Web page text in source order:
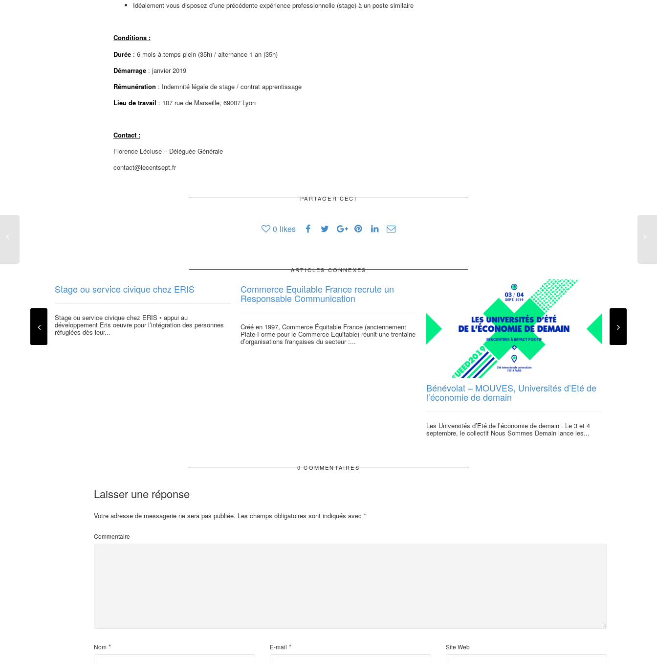
Idéalement vous disposez d’une précédente expérience professionnelle (stage) à un poste similaire
Conditions :
Durée : 6 mois à temps plein (35h) / alternance 1 an (35h)
Démarrage : janvier 2019
Rémunération : Indemnité légale de stage / contrat apprentissage
Lieu de travail : 107 rue de Marseille, 69007 Lyon
Contact :
Florence Lécluse – Déléguée Générale
contact@lecentsept.fr
PARTAGER CECI
0 likes
ARTICLES CONNEXES
Stage ou service civique chez ERIS
Stage ou service civique chez ERIS • appui au
développement Eris oeuvre pour l’intégration des personnes
réfugiées dès leur...
Commerce Equitable France recrute un
Responsable Communication
Créé en 1997, Commerce Équitable France (anciennement
Plate-Forme pour le Commerce Equitable) réunit une trentaine
d’organisations françaises du secteur :...
Bénévolat – MOUVES, Universités d’Eté de
l’économie de demain
Les Universités d’Eté de l’économie de demain : Le 3 et 4
septembre, le collectif Nous Sommes Demain lance les...
0 COMMENTAIRES
Laisser une réponse
Votre adresse de messagerie ne sera pas publiée. Les champs obligatoires sont indiqués avec *
Commentaire
Nom * E-mail * Site Web